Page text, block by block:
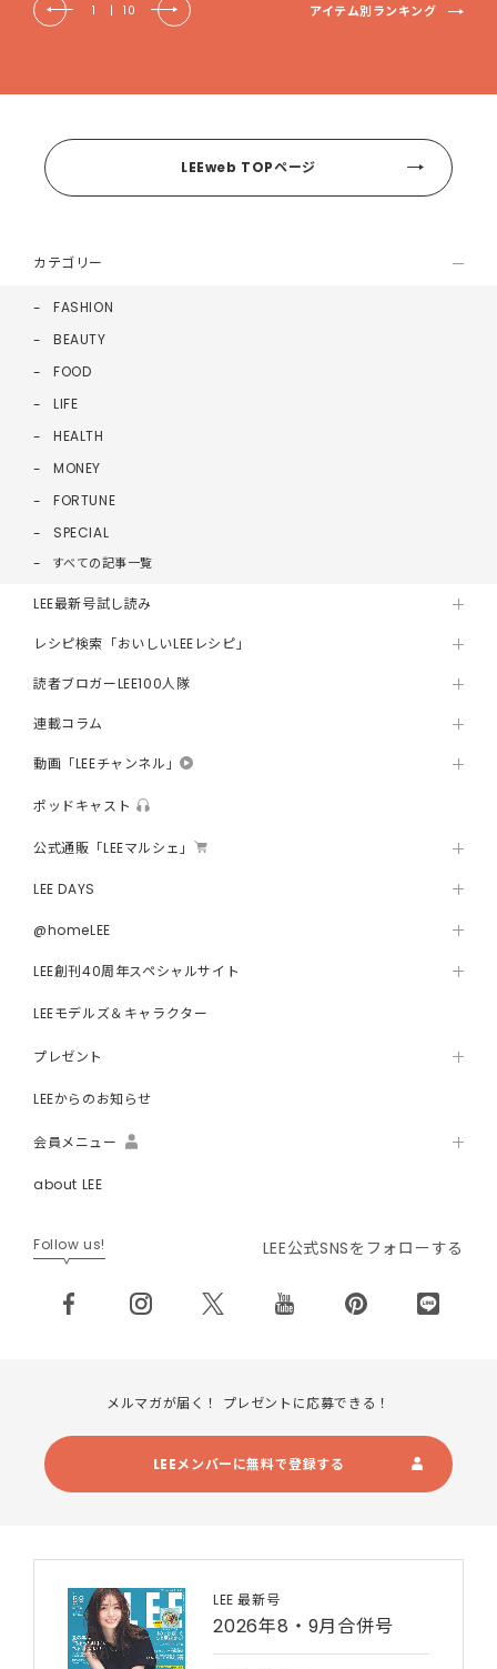
1 | 10 アイテム別ランキング
LEEweb TOPページ
カテゴリー
FASHION
BEAUTY
FOOD
LIFE
HEALTH
MONEY
FORTUNE
SPECIAL
すべての記事一覧
LEE最新号試し読み
レシピ検索「おいしいLEEレシピ」
読者ブロガーLEE100人隊
連載コラム
動画「LEEチャンネル」
ポッドキャスト
公式通販「LEEマルシェ」
LEE DAYS
@homeLEE
LEE創刊40周年スペシャルサイト
LEEモデルズ＆キャラクター
プレゼント
LEEからのお知らせ
会員メニュー
about LEE
Follow us! LEE公式SNSをフォローする
メルマガが届く！ プレゼントに応募できる！
LEEメンバーに無料で登録する
LEE 最新号
2026年8・9月合併号